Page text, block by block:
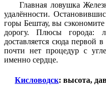
Главная ловушка
удалённости.
горы Бештау, вы сэкономите
дорогу. Плюсы города:
доставляется сюда первой
почти нет процедур с
именно сердце.
Кисловодск: высота,